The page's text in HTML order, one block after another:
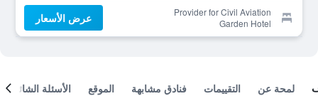
Provider for Civil Aviation
Garden Hotel
عرض الأسعار
لمحة عن التقييمات فنادق مشابهة الموقع الأسئلة الشائعة